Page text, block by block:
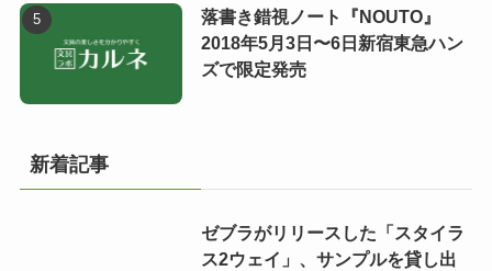
落書き錯視ノート『NOUTO』
2018年5月3日〜6日新宿東急ハン
ズで限定発売
新着記事
ゼブラがリリースした「スタイラ
ス2ウェイ」、サンプルを貸し出